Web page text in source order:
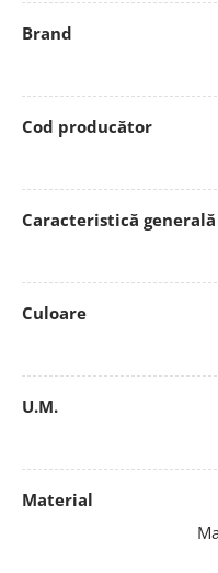
Brand
Cod producător
Caracteristică generală
Culoare
U.M.
Material